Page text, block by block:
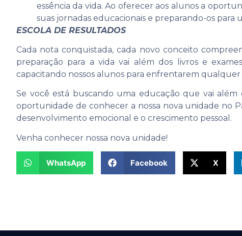
essência da vida. Ao oferecer aos alunos a
suas jornadas educacionais e preparando-os para
ESCOLA DE RESULTADOS
Cada nota conquistada, cada novo conceito
preparação para a vida vai além dos livros e
capacitando nossos alunos para enfrentarem
Se você está buscando uma educação que vai
oportunidade de conhecer a nossa nova unidade no
desenvolvimento emocional e o crescimento pessoal.
Venha conhecer nossa nova unidade!
WhatsApp Facebook X